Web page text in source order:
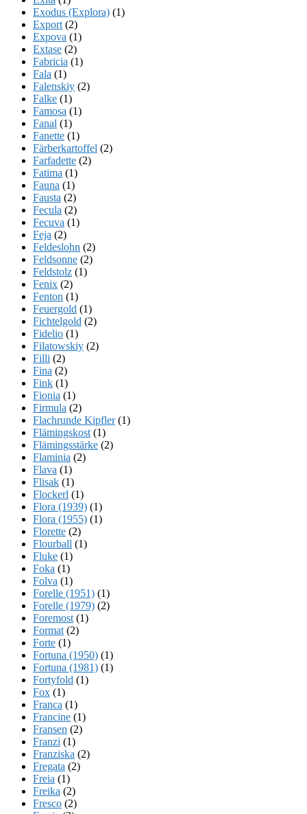
Exodus (Explora) (1)
Export (2)
Expova (1)
Extase (2)
Fabricia (1)
Fala (1)
Falenskiy (2)
Falke (1)
Famosa (1)
Fanal (1)
Fanette (1)
Färberkartoffel (2)
Farfadette (2)
Fatima (1)
Fauna (1)
Fausta (2)
Fecula (2)
Fecuva (1)
Feja (2)
Feldeslohn (2)
Feldsonne (2)
Feldstolz (1)
Fenix (2)
Fenton (1)
Feuergold (1)
Fichtelgold (2)
Fidelio (1)
Filatowskiy (2)
Filli (2)
Fina (2)
Fink (1)
Fionia (1)
Firmula (2)
Flachrunde Kipfler(1)
Flämingskost (1)
Flämingsstärke (2)
Flaminia (2)
Flava (1)
Flisak (1)
Flockerl (1)
Flora (1939) (1)
Flora (1955) (1)
Florette (2)
Flourball (1)
Fluke (1)
Foka (1)
Folva (1)
Forelle (1951) (1)
Forelle (1979) (2)
Foremost (1)
Format (2)
Forte (1)
Fortuna (1950) (1)
Fortuna (1981) (1)
Fortyfold (1)
Fox (1)
Franca (1)
Francine (1)
Fransen (2)
Franzi (1)
Franziska (2)
Fregata (2)
Freia (1)
Freika (2)
Fresco (2)